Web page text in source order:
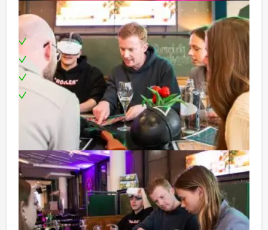
Inclusief:
Professionele begeleiding
Moderne VR-brillen
Leuke prijs voor het winnende team
Te boeken op uw gewenste dag en tijdstip!
Tip!
Niet telkens uw knip hoeven trekken om uw drankje af
te rekenen? Voor € 13,50 per persoon per uur (excl.
BTW) kunt u gebruikmaken van het drankarrangement,
waarbij u onbeperkt kunt genieten van bier, fris,
huiswijn, koffie en thee. En… zo komt u ook achteraf
niet voor verrassingen te staan!